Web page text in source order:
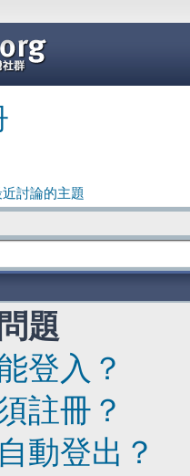
討論的主題
題
登入？
註冊？
動登出？